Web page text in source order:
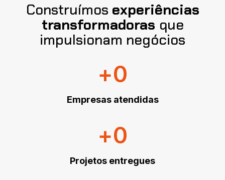
Construímos experiências
transformadoras que
impulsionam negócios
+0
Empresas atendidas
+0
Projetos entregues